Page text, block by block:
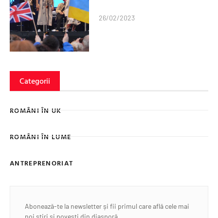
26/02/2023
Categorii
ROMÂNI ÎN UK
ROMÂNI ÎN LUME
ANTREPRENORIAT
Abonează-te la newsletter și fii primul care află cele mai
noi știri și povești din diasporă.